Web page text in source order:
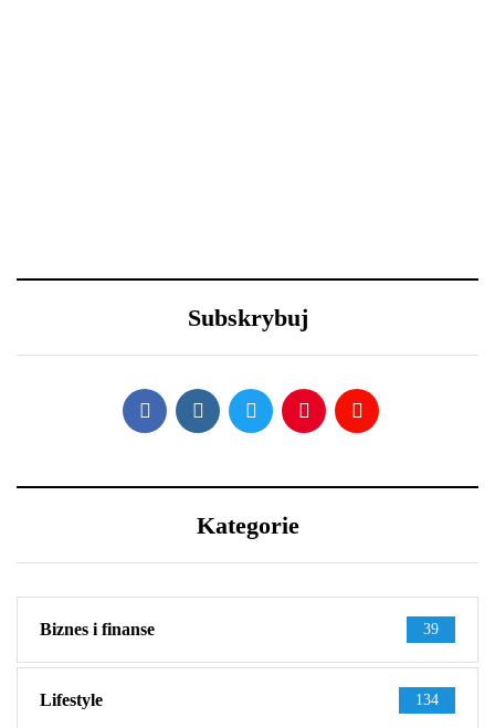
sylwestrowe – jak
Tobą? 5 wskazówek, aby
przetrwać ją w dobrej
kondycji
Subskrybuj
Kategorie
Biznes i finanse 39
Lifestyle 134